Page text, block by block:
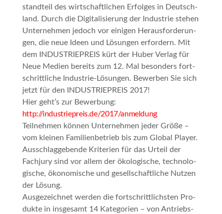
stand­teil des wirt­schaft­li­chen Er­fol­ges in Deut­sch­
land. Durch die Di­gi­ta­li­sie­rung der In­du­s­trie ste­hen
Un­ter­neh­men je­doch vor ei­ni­gen Her­aus­for­de­run­
gen, die neue Ide­en und Lö­sun­gen er­for­dern. Mit
dem INDUSTRIEPREIS kürt der Hu­ber Ver­lag für
Neue Me­di­en be­reits zum 12. Mal be­son­ders fort­
schritt­li­che In­du­s­trie-Lö­sun­gen. Bewerben Sie sich
jetzt für den INDUSTRIEPREIS 2017!
Hier geht’s zur Bewerbung:
http://industriepreis.de/2017/anmeldung
Teil­neh­men kön­nen Un­ter­neh­men je­der Grö­ße –
vom klei­nen Fa­mi­li­en­be­trieb bis zum Glo­bal Play­er.
Aus­schlag­ge­ben­de Kri­te­ri­en für das Ur­teil der
Fach­ju­ry sind vor al­lem der öko­lo­gi­sche, tech­no­lo­
gi­sche, öko­no­mi­sche und ge­sell­schaft­li­che Nut­zen
der Lö­sung.
Aus­ge­zeich­net wer­den die fort­schritt­lichs­ten Pro­
duk­te in ins­ge­s­amt 14 Ka­te­go­ri­en – von An­triebs-